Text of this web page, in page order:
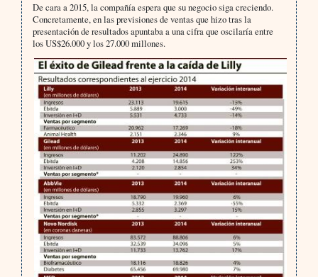
De cara a 2015, la compañía espera que su negocio siga creciendo.
Concretamente, en las previsiones de ventas que hizo tras la
presentación de resultados apuntaba a una cifra que oscilaría entre
los US$26.000 y los 27.000 millones.